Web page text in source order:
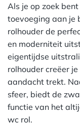
Als je op zoek
toevoeging aan je
rolhouder de
en moderniteit
eigentijdse
rolhouder creëer
aandacht trekt.
sfeer, biedt de
functie van het
wc rol.